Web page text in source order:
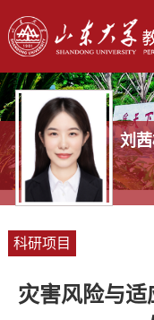
刘
科研项目
灾害风险与